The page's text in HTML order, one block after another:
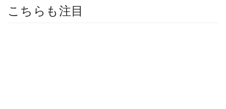
こちらも注目